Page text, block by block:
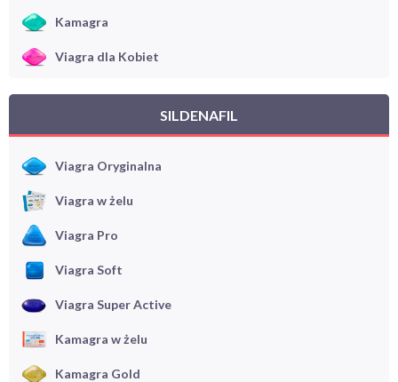
Kamagra
Viagra dla Kobiet
SILDENAFIL
Viagra Oryginalna
Viagra w żelu
Viagra Pro
Viagra Soft
Viagra Super Active
Kamagra w żelu
Kamagra Gold